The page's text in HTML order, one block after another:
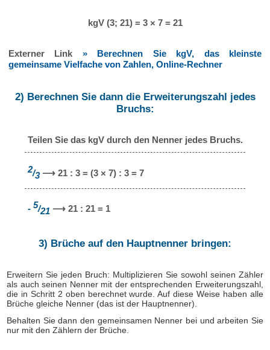
kgV (3; 21) = 3 × 7 = 21
Externer Link » Berechnen Sie kgV, das kleinste
gemeinsame Vielfache von Zahlen, Online-Rechner
2) Berechnen Sie dann die Erweiterungszahl jedes
Bruchs:
Teilen Sie das kgV durch den Nenner jedes Bruchs.
2/3 ⟶ 21 : 3 = (3 × 7) : 3 = 7
- 5/21 ⟶ 21 : 21 = 1
3) Brüche auf den Hauptnenner bringen:
Erweitern Sie jeden Bruch: Multiplizieren Sie sowohl seinen Zähler
als auch seinen Nenner mit der entsprechenden Erweiterungszahl,
die in Schritt 2 oben berechnet wurde. Auf diese Weise haben alle
Brüche gleiche Nenner (das ist der Hauptnenner).
Behalten Sie dann den gemeinsamen Nenner bei und arbeiten Sie
nur mit den Zählern der Brüche.